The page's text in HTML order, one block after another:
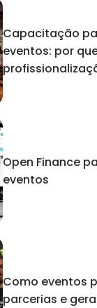
Capacitação
eventos: por
Open Finance
eventos
Como eventos
parcerias e